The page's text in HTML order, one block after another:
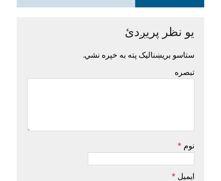
یو نظر پریږدئ
ستاسو بریښنالیک پته به خپره نشي.
تبصره
نوم *
ایمیل *